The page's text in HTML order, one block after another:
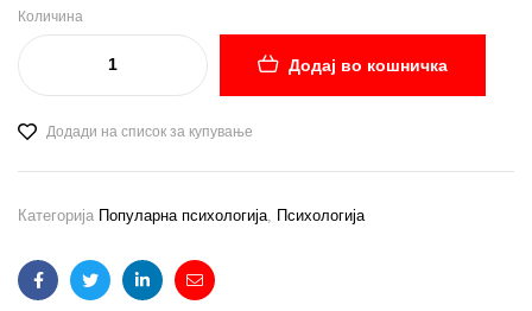
Количина
Додај во кошничка
Додади на список за купување
Категорија Популарна психологија Психологија
FacebookTwitterLinkedinEmail